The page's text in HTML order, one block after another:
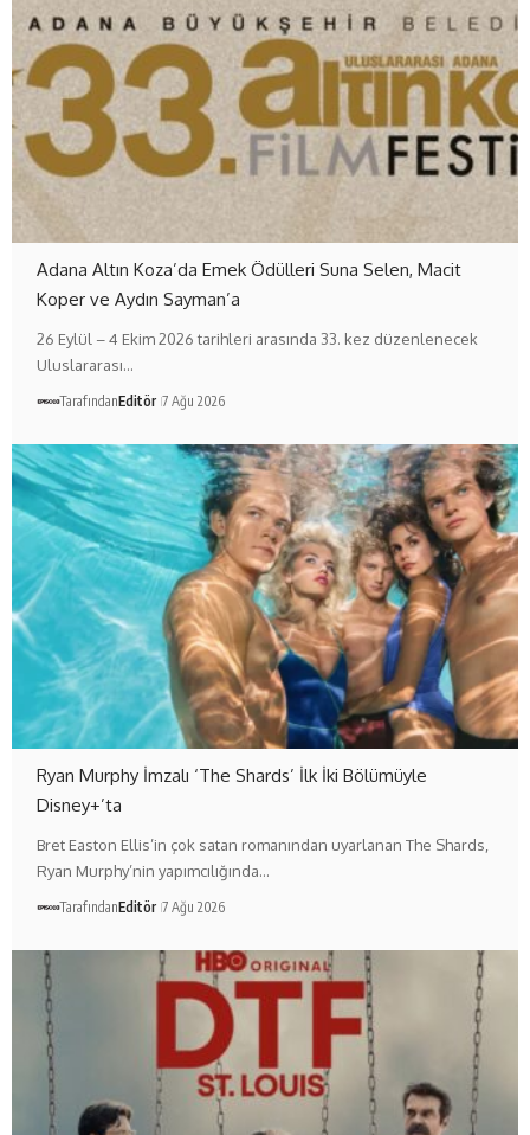
Adana Altın Koza’da Emek Ödülleri Suna Selen, Macit
Koper ve Aydın Sayman’a
26 Eylül – 4 Ekim 2026 tarihleri arasında 33. kez düzenlenecek
Uluslararası…
TarafındanEditör 7 Ağu 2026
Ryan Murphy İmzalı ‘The Shards’ İlk İki Bölümüyle
Disney+’ta
Bret Easton Ellis’in çok satan romanından uyarlanan The Shards,
Ryan Murphy’nin yapımcılığında…
TarafındanEditör 7 Ağu 2026